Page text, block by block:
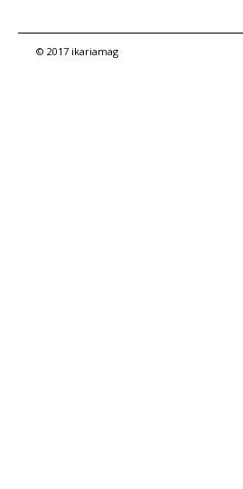
© 2017 ikariamag